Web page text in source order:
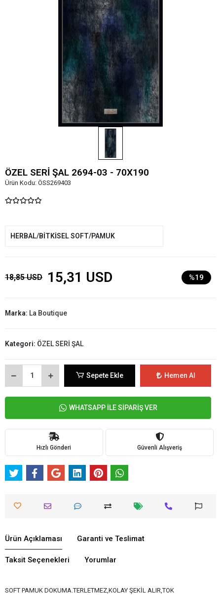
ÖZEL SERİ ŞAL 2694-03 - 70X190
Ürün Kodu: ÖSS269403
HERBAL/BİTKİSEL SOFT/PAMUK
18,85 USD 15,31 USD %19
Marka: La Boutique
Kategori: ÖZEL SERİ ŞAL
Sepete Ekle Hemen Al
WHATSAPP İLE SİPARİŞ VER
Hızlı Gönderi Güvenli Alışveriş
Ürün Açıklaması Garanti ve Teslimat
Taksit Seçenekleri Yorumlar
SOFT PAMUK DOKUMA.TERLETMEZ,KOLAY ŞEKİL ALIR,TOK